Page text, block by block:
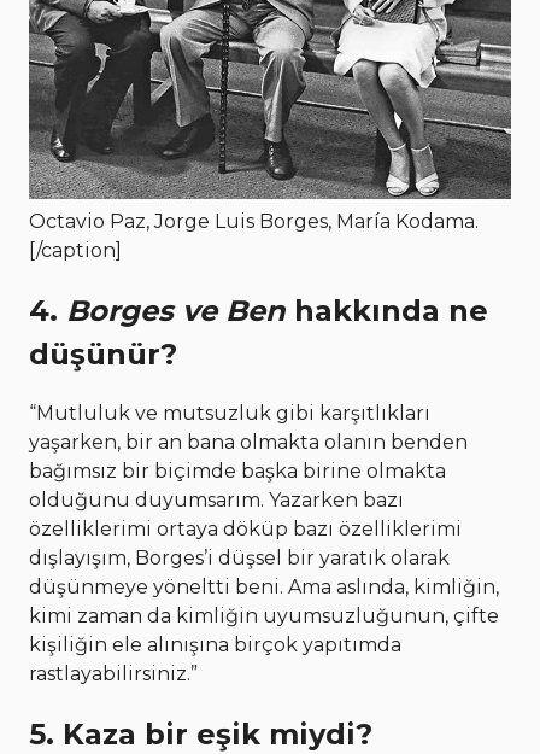
Octavio Paz, Jorge Luis Borges, María Kodama.
[/caption]
4. Borges ve Ben hakkında ne
düşünür?
“Mutluluk ve mutsuzluk gibi karşıtlıkları
yaşarken, bir an bana olmakta olanın benden
bağımsız bir biçimde başka birine olmakta
olduğunu duyumsarım. Yazarken bazı
özelliklerimi ortaya döküp bazı özelliklerimi
dışlayışım, Borges’i düşsel bir yaratık olarak
düşünmeye yöneltti beni. Ama aslında, kimliğin,
kimi zaman da kimliğin uyumsuzluğunun, çifte
kişiliğin ele alınışına birçok yapıtımda
rastlayabilirsiniz.”
5. Kaza bir eşik miydi?